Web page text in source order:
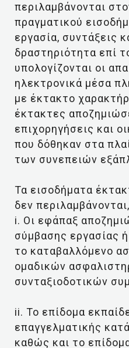
περιλαμβάνονται
πραγματικού
εργασία, συντάξεις
δραστηριότητα επί
υπολογίζονται οι
ηλεκτρονικά μέσα
με έκτακτο
έκτακτες
επιχορηγήσεις και
που δόθηκαν στα
των συνεπειών
Τα εισοδήματα
δεν
i. Οι εφάπαξ
σύμβασης εργασίας
το καταβαλλόμενο
ομαδικών
συνταξιοδοτικών
ii. Το επίδομα
επαγγελματικής
καθώς και το